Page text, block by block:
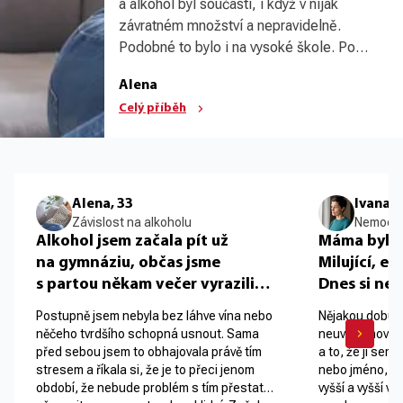
a alkohol byl součástí, i když v nijak
závratném množství a nepravidelně.
Podobné to bylo i na vysoké škole. Po
do práce v bance. Hodně stresu, málo
času. S partnerem, nyní už manželem, jsme
problémů a jedna sklenka na uklidnění mi
najednou přestávala stačit.
Alena
Celý příběh
Alena, 33
Závislost na alkoholu
Alkohol jsem začala pít už
na gymnáziu, občas jsme
s partou někam večer vyrazili
a alkohol byl součástí, i když
v nijak závratném množství
a nepravidelně. Podobné to
bylo i na vysoké škole. Po škole
a pak po mateřské jsem
Postupně jsem nebyla bez láhve vína nebo
něčeho tvrdšího schopná usnout. Sama
před sebou jsem to obhajovala právě tím
stresem a říkala si, že je to přeci jenom
období, že nebude problém s tím přestat,
Ivana,
Nemoci
Máma
Milující,
Dnes si
jmenuji.
jindy
nebo
světě a já
každým
Nějakou dobu
a to, že jí sem
nebo jméno,
vyšší a vyšší